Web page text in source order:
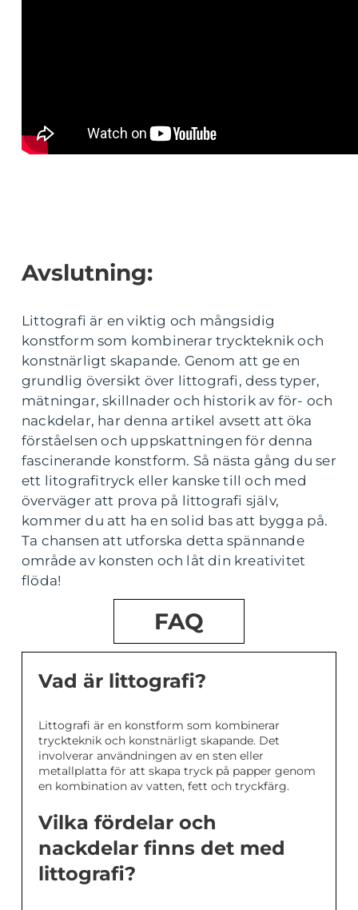
Avslutning:
Littografi är en viktig och mångsidig
konstform som kombinerar tryckteknik och
konstnärligt skapande. Genom att ge en
grundlig översikt över littografi, dess typer,
mätningar, skillnader och historik av för- och
nackdelar, har denna artikel avsett att öka
förståelsen och uppskattningen för denna
fascinerande konstform. Så nästa gång du ser
ett litografitryck eller kanske till och med
överväger att prova på littografi själv,
kommer du att ha en solid bas att bygga på.
Ta chansen att utforska detta spännande
område av konsten och låt din kreativitet
flöda!
FAQ
Vad är littografi?
Littografi är en konstform som kombinerar
tryckteknik och konstnärligt skapande. Det
involverar användningen av en sten eller
metallplatta för att skapa tryck på papper genom
en kombination av vatten, fett och tryckfärg.
Vilka fördelar och
nackdelar finns det med
littografi?